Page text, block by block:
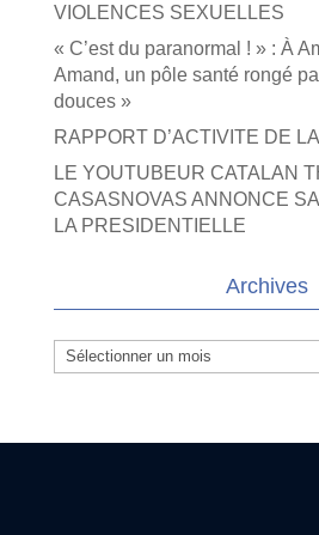
VIOLENCES SEXUELLES
« C’est du paranormal ! » : À
Amand, un pôle santé rongé
douces »
RAPPORT D’ACTIVITE DE
LE YOUTUBEUR CATALAN
CASASNOVAS ANNONCE
LA PRESIDENTIELLE
Archives
Archives